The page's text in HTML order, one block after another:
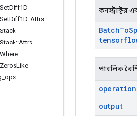
SetDiff1D
SetDiff1D::Attrs
Stack
Stack::Attrs
Where
ZerosLike
ops
কনস্ট্রাক্টর
BatchTo
পাবলিক
operation
output